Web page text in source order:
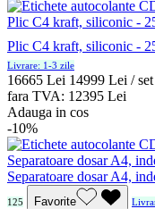
Plic C4 kraft, siliconic -
Livrare: 1-3 zile
16665 Lei 14999 Lei / set
fara TVA: 12395 Lei
Adauga in cos
-10%
Separatoare dosar A4,
125 Favorite